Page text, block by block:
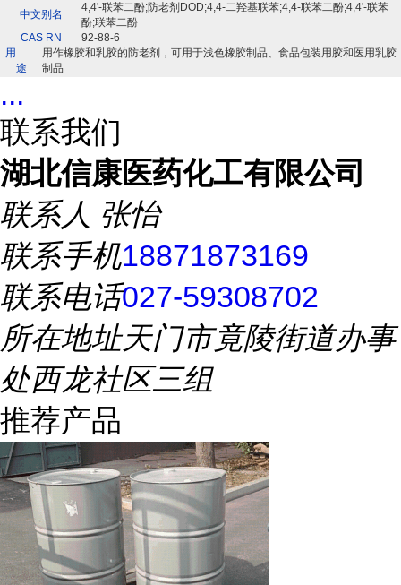
中文别名
4,4'-联苯二酚;防老剂DOD;4,4-二羟基联苯;4,4-联苯二酚;4,4'-联苯
酚;联苯二酚
CAS RN
92-88-6
用
途
用作橡胶和乳胶的防老剂，可用于浅色橡胶制品、食品包装用胶和医用乳胶
制品
...
联系我们
湖北信康医药化工有限公司
联系人 张怡
联系手机18871873169
联系电话027-59308702
所在地址天门市竟陵街道办事
处西龙社区三组
推荐产品